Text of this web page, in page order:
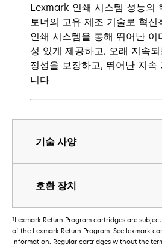
기술 사양
호환 장치
Lexmark 인쇄 시스템 성능
토너의 고유 제조 기술로 혁신
인쇄 시스템을 통해 뛰어난 이
성 있게 제공하고, 오래 지속
정성을 보장하고, 뛰어난 지속
니다.
†Lexmark Return Program cartridges are
of the Lexmark Return Program. See
information. Regular cartridges without the